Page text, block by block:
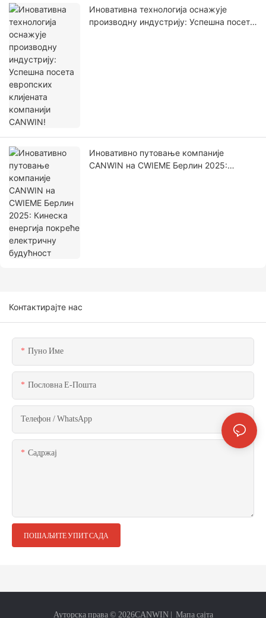
Иновативна технологија оснажује
производну индустрију: Успешна посета
Иновативно путовање компаније
CANWIN на CWIEME Берлин 2025:
Контактирајте нас
Пуно Име
Пословна Е-Пошта
Телефон / WhatsApp
Садржај
ПОШАЉИТЕ УПИТ САДА
Ауторска права © 2026CANWIN | Мапа сајта